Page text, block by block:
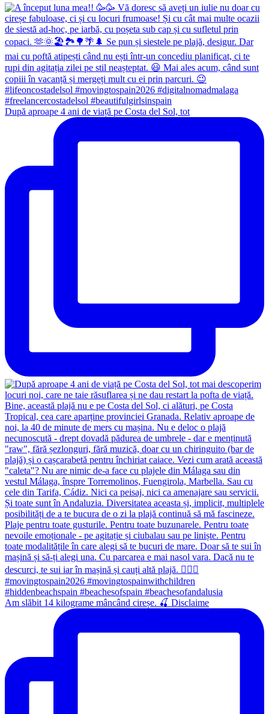
După aproape 4 ani de viață pe Costa del Sol, tot
Am slăbit 14 kilograme mâncând cireșe. 🍒 Disclaime